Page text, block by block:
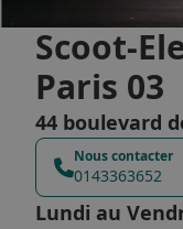
Scoot-
Paris 03
44 boulevard
Nous contacter
0143363652
Lundi au